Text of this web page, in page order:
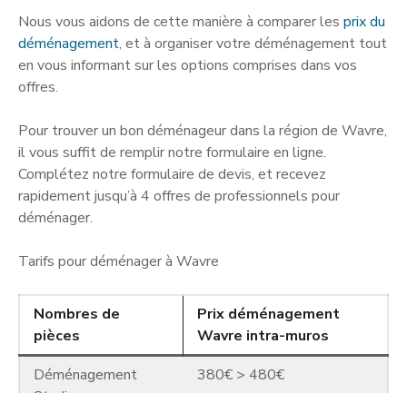
Nous vous aidons de cette manière à comparer les prix du
déménagement, et à organiser votre déménagement tout
en vous informant sur les options comprises dans vos
offres.
Pour trouver un bon déménageur dans la région de Wavre,
il vous suffit de remplir notre formulaire en ligne.
Complétez notre formulaire de devis, et recevez
rapidement jusqu’à 4 offres de professionnels pour
déménager.
Tarifs pour déménager à Wavre
Nombres de
pièces
Prix déménagement
Wavre intra-muros
Déménagement
380€ > 480€